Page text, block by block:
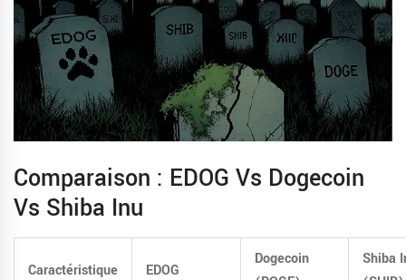
Comparaison : EDOG Vs Dogecoin
Vs Shiba Inu
Caractéristique EDOG
Dogecoin
Shiba